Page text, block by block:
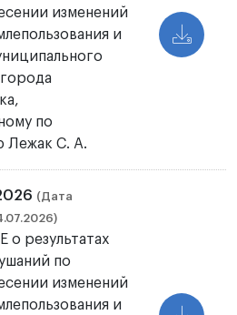
изменений
и
по
Лежак С. А.
(Дата
результатах
по
изменений
и